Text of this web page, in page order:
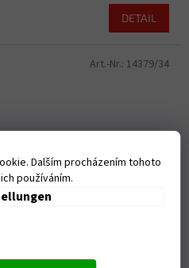
Dalším procházením tohoto
používáním.
DETAIL
Art.-Nr.: 14379/34